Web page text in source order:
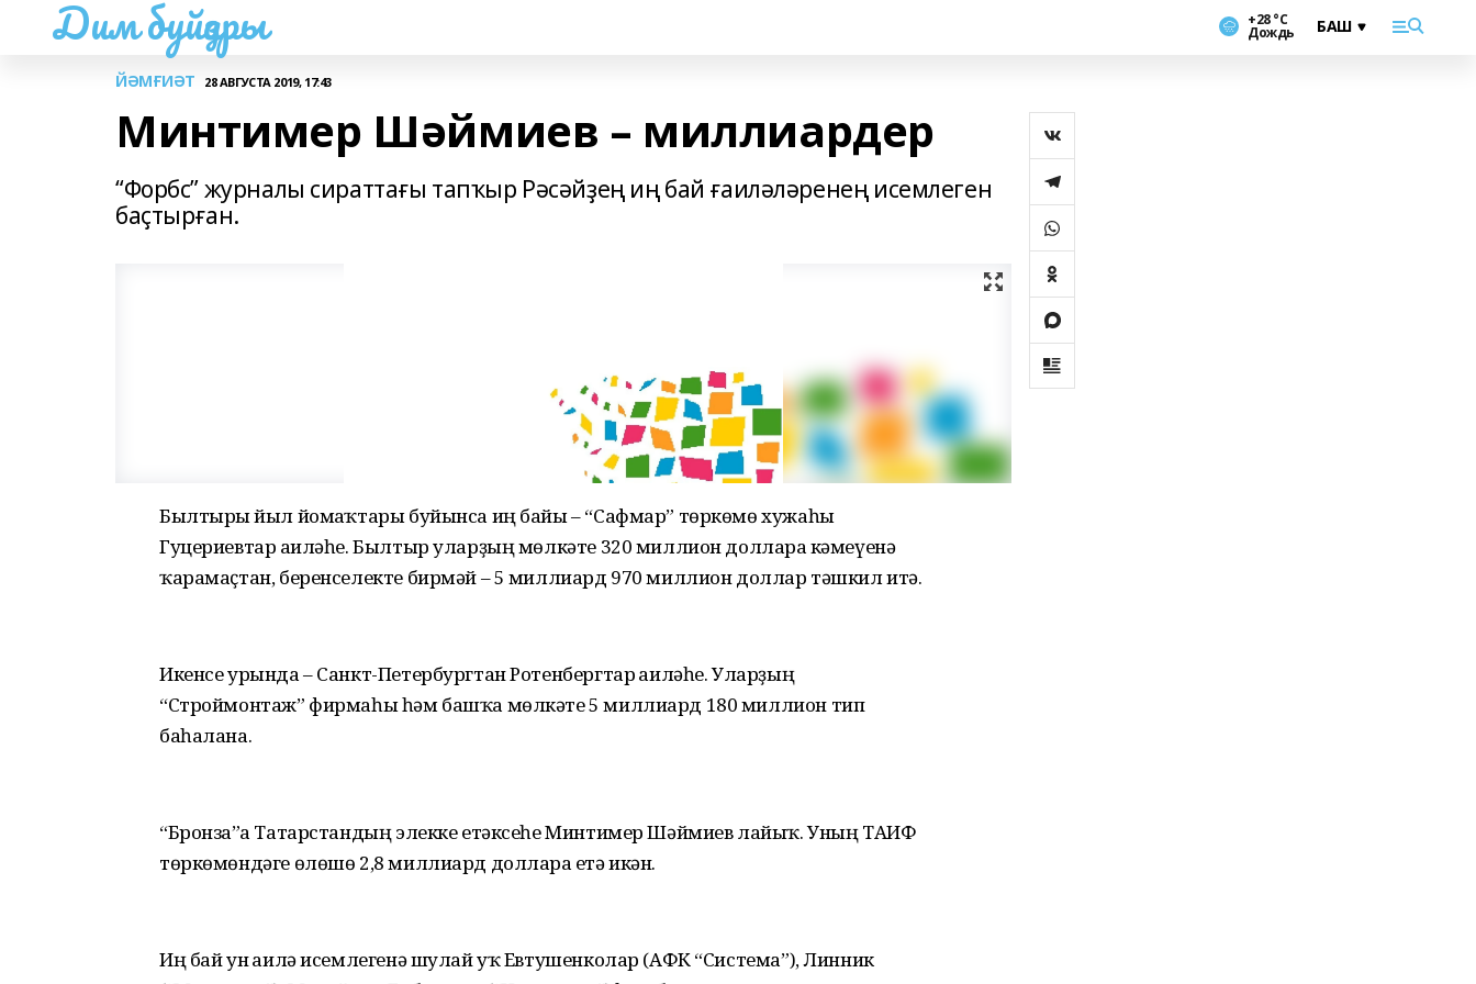
Дим буйҙары +28 °С
Дождь
ЙӘМҒИӘТ 28 АВГУСТА 2019, 17:43
Минтимер Шәймиев – миллиардер
“Форбс” журналы сираттағы тапҡыр Рәсәйҙең иң бай ғаиләләренең исемлеген
баҫтырған.
Былтырғы йыл йомғаҡтары буйынса иң байы – “Сафмар” төркөмө хужаһы
Гуцериевтар ғаиләһе. Былтыр уларҙың мөлкәте 320 миллион долларға кәмеүенә
ҡарамаҫтан, беренселекте бирмәй – 5 миллиард 970 миллион доллар тәшкил итә.
Икенсе урында – Санкт-Петербургтан Ротенбергтар ғаиләһе. Уларҙың
“Строймонтаж” фирмаһы һәм башҡа мөлкәте 5 миллиард 180 миллион тип
баһалана.
“Бронза”ға Татарстандың элекке етәксеһе Минтимер Шәймиев лайыҡ. Уның ТАИФ
төркөмөндәге өлөшө 2,8 миллиард долларға етә икән.
Иң бай ун ғаилә исемлегенә шулай уҡ Евтушенколар (АФК “Система”), Линник